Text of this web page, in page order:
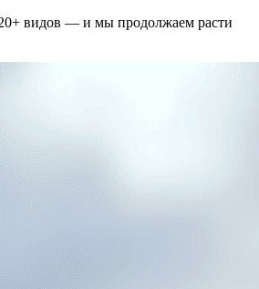
видов — и мы продолжаем расти